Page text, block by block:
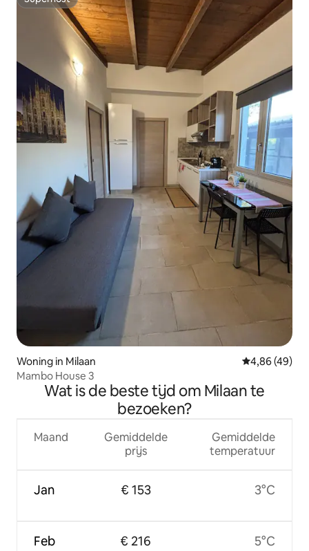
Superhost
Woning in Milaan Gemiddelde
4,86 (49)
Mambo House 3
Wat is de beste tijd om Milaan te
bezoeken?
Maand
Jan
Feb
Gemiddelde
prijs
€ 153
€ 216
Gemiddelde
temperatuur
3°C
5°C